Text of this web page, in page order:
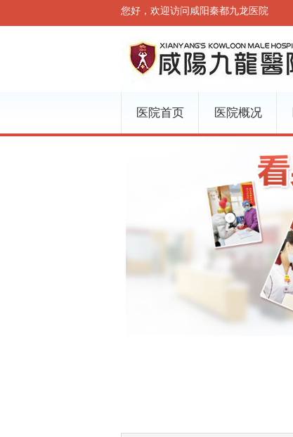
您好，欢迎访问咸阳秦都九龙医院
医院首页 医院概况